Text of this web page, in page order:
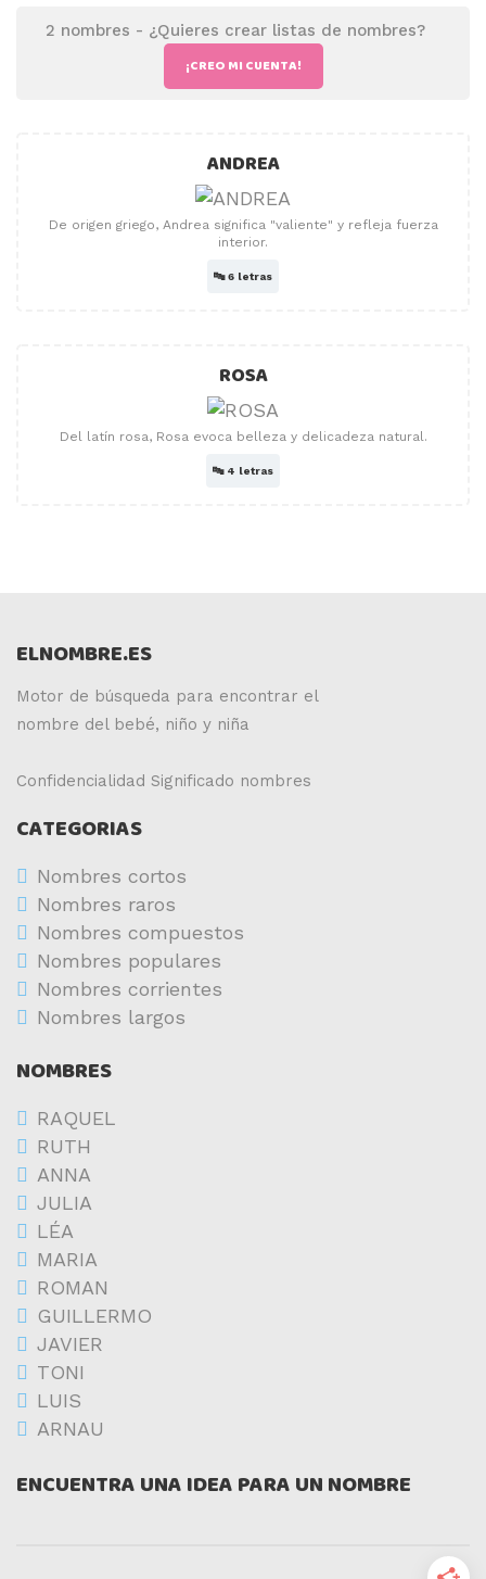
2 nombres - ¿Quieres crear listas de nombres?
¡CREO MI CUENTA!
ANDREA
De origen griego, Andrea significa "valiente" y refleja fuerza
interior.
🔤6 letras
ROSA
Del latín rosa, Rosa evoca belleza y delicadeza natural.
🔤 4 letras
ELNOMBRE.ES
Motor de búsqueda para encontrar el
nombre del bebé, niño y niña
Confidencialidad Significado nombres
CATEGORIAS
Nombres cortos
Nombres raros
Nombres compuestos
Nombres populares
Nombres corrientes
Nombres largos
NOMBRES
RAQUEL
RUTH
ANNA
JULIA
LÉA
MARIA
ROMAN
GUILLERMO
JAVIER
TONI
LUIS
ARNAU
ENCUENTRA UNA IDEA PARA UN NOMBRE